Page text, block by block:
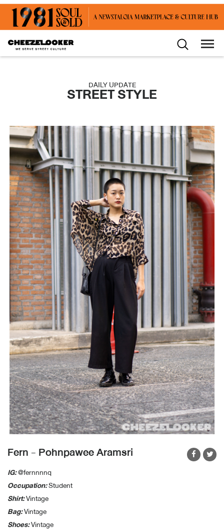
DAILY UPDATE
STREET STYLE
Fern - Pohnpawee Aramsri
IG:@fernnnnq
Occupation:Student
Shirt:Vintage
Bag:Vintage
Shoes:Vintage